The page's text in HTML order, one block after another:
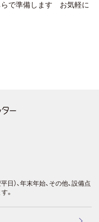
で準備します お気軽に
）、年末年始、その他、設備点
。